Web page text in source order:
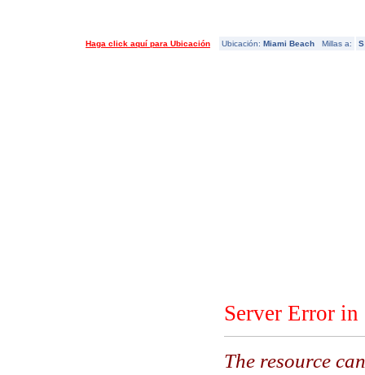
Haga click aquí para Ubicación Ubicación: Miami Beach Millas a: